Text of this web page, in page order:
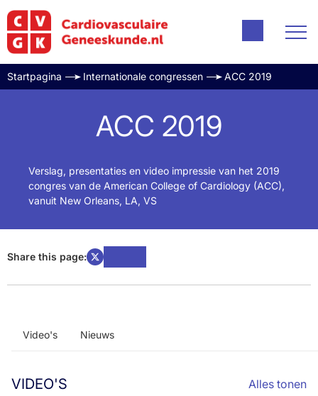
Startpagina Internationale congressen ACC 2019
ACC 2019
Verslag, presentaties en video impressie van het 2019
congres van de American College of Cardiology (ACC),
vanuit New Orleans, LA, VS
Share this page:
Video's Nieuws
VIDEO'S Alles tonen